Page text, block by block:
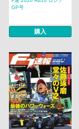
GP号
購入